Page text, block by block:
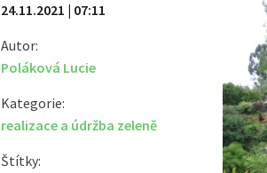
24.11.2021 | 07:11
Autor:
Poláková Lucie
Kategorie:
realizace a údržba zeleně
Štítky: